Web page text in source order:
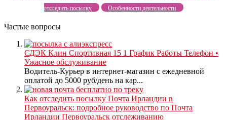
отследить посылку
Особенности деятельности
Частые вопросы
СДЭК Клин Спортивная 15 1 График Работы Телефон •
Ужасное обслуживание
Водитель-Курьер в интернет-магазин с ежедневной
оплатой до 5000 руб/день на кар...
Как отследить посылку Почта Ирландии в
Первоуральск: подробное руководство по Почта
Ирландии Первоуральск отслеживанию